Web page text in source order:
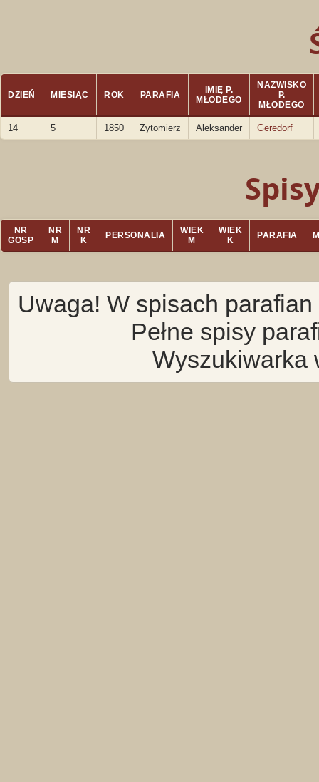
DZIEŃ MIESIĄC ROK PARAFIA
IMIĘ P.
MŁODEGO
NAZWISKO
P.
MŁODEGO
14 5 1850 Żytomierz Aleksander Geredorf
NR
GOSP
NR
M
NR
K
PERSONALIA
WIEK
M
WIEK
K
PARAFIA
Uwaga! W spisach
Pełne spisy
Wyszukiwarka